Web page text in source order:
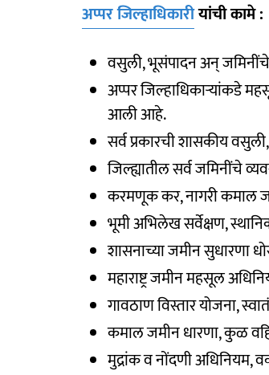
अप्पर जिल्हाधिकारीयांची कामे :
वसुली, भूसंपादन अन्
अप्पर जिल्हाधिकाऱ्यांकडे
आली आहे.
सर्व प्रकारची शासकीय
जिल्ह्यातील सर्व जमिनींचे
करमणूक कर, नागरी कमाल
भूमी अभिलेख सर्वेक्षण,
शासनाच्या जमीन सुधारणा
महाराष्ट्र जमीन महसूल
गावठाण विस्तार योजना,
कमाल जमीन धारणा, कुळ
मुद्रांक व नोंदणी अधिनियम,